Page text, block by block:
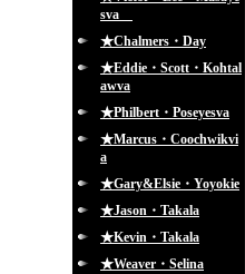
sva
★Chalmers・Day
★Eddie・Scott・Kohtal
awva
★Philbert・Poseyesva
★Marcus・Coochwikvi
a
★Gary&Elsie・Yoyokie
★Jason・Takala
★Kevin・Takala
★Weaver・Selina